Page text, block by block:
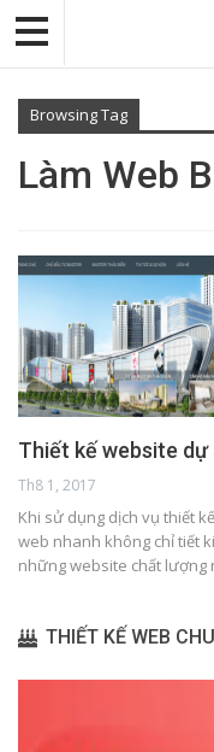
Browsing Tag
Làm Web
Thiết kế website dự
Th8 1, 2017
Khi sử dụng dịch vụ thiết
web nhanh không chỉ tiết
những website chất lượng
THIẾT KẾ WEB